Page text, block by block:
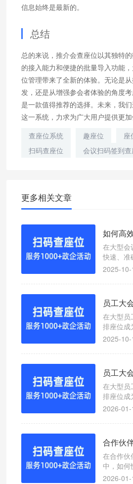
信息始终是最新的。
总结
总的来说，推介会查座位以其独特
的接入能力和便捷的批量导入功能
位管理带来了全新的体验。无论是
发，还是从增强参会者体验的角度
是一款值得推荐的选择。未来，我
这一系统，力求为广大用户提供更加
查座位系统
趣座位
座
扫码查座位
会议扫码签到
更多相关文章
在大型会
快速、准
座位是一
效对接大
2025-
在大型员
排座位成
扫码查座
2025-
在大型员
排座位成
扫码查座
2026-
在合作伙
中，如何
会体验成
2026-